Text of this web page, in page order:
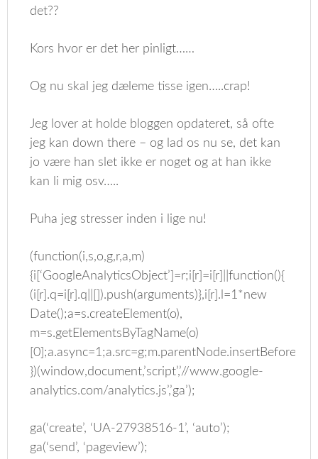
det??
Kors hvor er det her pinligt……
Og nu skal jeg dæleme tisse igen…..crap!
Jeg lover at holde bloggen opdateret, så ofte
jeg kan down there – og lad os nu se, det kan
jo være han slet ikke er noget og at han ikke
kan li mig osv…..
Puha jeg stresser inden i lige nu!
(function(i,s,o,g,r,a,m)
{i[‘GoogleAnalyticsObject’]=r;i[r]=i[r]||function(){
(i[r].q=i[r].q||[]).push(arguments)},i[r].l=1*new
Date();a=s.createElement(o),
m=s.getElementsByTagName(o)
})(window,document,’script’,’//www.google-
analytics.com/analytics.js’,’ga’);
ga(‘create’, ‘UA-27938516-1’, ‘auto’);
ga(‘send’, ‘pageview’);